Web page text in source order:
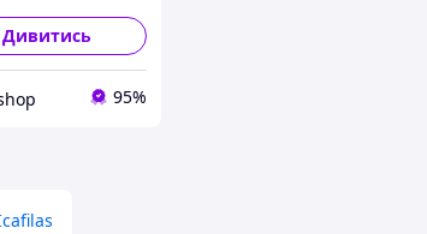
Дивитись
95%